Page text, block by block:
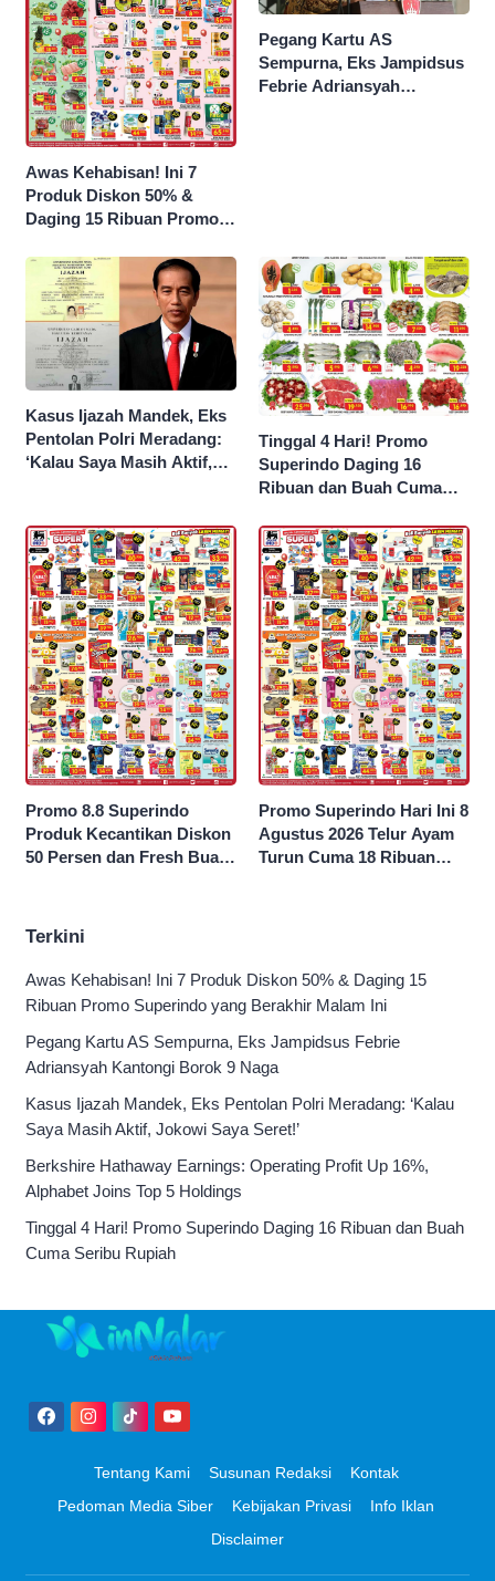
Awas Kehabisan! Ini 7
Produk Diskon 50% &
Daging 15 Ribuan Promo
Malam Ini
Pegang Kartu AS
Sempurna, Eks Jampidsus
Febrie Adriansyah
Kasus Ijazah Mandek, Eks
Pentolan Polri Meradang:
‘Kalau Saya Masih Aktif,
Tinggal 4 Hari! Promo
Superindo Daging 16
Ribuan dan Buah Cuma
Promo 8.8 Superindo
Produk Kecantikan Diskon
50 Persen dan Fresh Buah
Promo Superindo Hari Ini 8
Agustus 2026 Telur Ayam
Turun Cuma 18 Ribuan
Terkini
Awas Kehabisan! Ini 7 Produk Diskon 50% & Daging 15
Ribuan Promo Superindo yang Berakhir Malam Ini
Pegang Kartu AS Sempurna, Eks Jampidsus Febrie
Adriansyah Kantongi Borok 9 Naga
Kasus Ijazah Mandek, Eks Pentolan Polri Meradang: ‘Kalau
Saya Masih Aktif, Jokowi Saya Seret!’
Berkshire Hathaway Earnings: Operating Profit Up 16%,
Alphabet Joins Top 5 Holdings
Tinggal 4 Hari! Promo Superindo Daging 16 Ribuan dan Buah
Cuma Seribu Rupiah
Tentang Kami Susunan Redaksi
Kontak
Pedoman Media Siber
Kebijakan Privasi
Info Iklan
Disclaimer